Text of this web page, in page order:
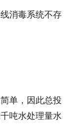
消毒系统不存
单，因此总投
吨水处理量水